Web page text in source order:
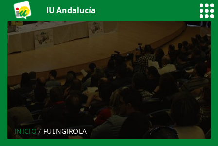
IU Andalucía
INICIO FUENGIROLA